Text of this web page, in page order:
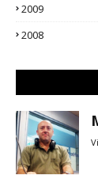
2009
2008